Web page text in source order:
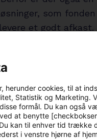
som fonden
et godt afkast.
i
aftalen i tide.
Vi har en klar
løsninger kun vil
til vores
herunder cookies, til at
Statistik og Marketing.
formål. Du kan også
at benytte
kan til enhver tid trække
i venstre hjørne af